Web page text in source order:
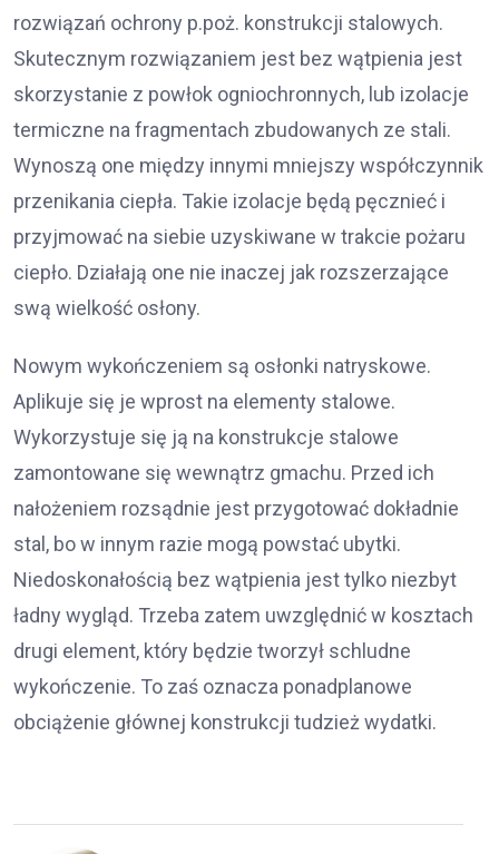
rozwiązań ochrony p.poż. konstrukcji stalowych.
Skutecznym rozwiązaniem jest bez wątpienia jest
skorzystanie z powłok ogniochronnych, lub izolacje
termiczne na fragmentach zbudowanych ze stali.
Wynoszą one między innymi mniejszy współczynnik
przenikania ciepła. Takie izolacje będą pęcznieć i
przyjmować na siebie uzyskiwane w trakcie pożaru
ciepło. Działają one nie inaczej jak rozszerzające
swą wielkość osłony.
Nowym wykończeniem są osłonki natryskowe.
Aplikuje się je wprost na elementy stalowe.
Wykorzystuje się ją na konstrukcje stalowe
zamontowane się wewnątrz gmachu. Przed ich
nałożeniem rozsądnie jest przygotować dokładnie
stal, bo w innym razie mogą powstać ubytki.
Niedoskonałością bez wątpienia jest tylko niezbyt
ładny wygląd. Trzeba zatem uwzględnić w kosztach
drugi element, który będzie tworzył schludne
wykończenie. To zaś oznacza ponadplanowe
obciążenie głównej konstrukcji tudzież wydatki.